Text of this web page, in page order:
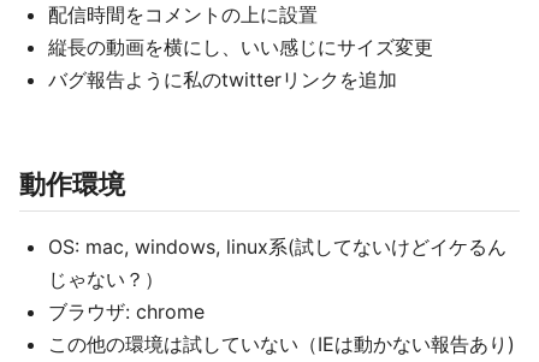
配信時間をコメントの上に設置
縦長の動画を横にし、いい感じにサイズ変更
バグ報告ように私のtwitterリンクを追加
動作環境
OS: mac, windows, linux系(試してないけどイケるん
じゃない？）
ブラウザ: chrome
この他の環境は試していない（IEは動かない報告あり)